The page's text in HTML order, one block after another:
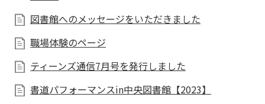
図書館へのメッセージをいただきました
職場体験のページ
ティーンズ通信7月号を発行しました
書道パフォーマンスin中央図書館【2023】